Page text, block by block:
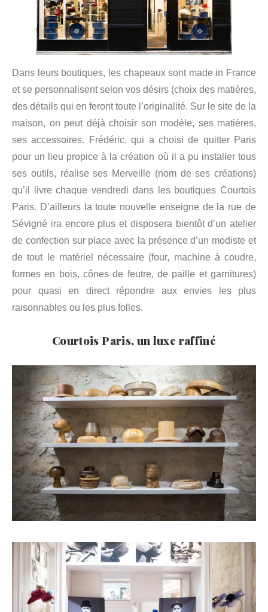
Dans leurs boutiques, les chapeaux sont made in France
et se personnalisent selon vos désirs (choix des matières,
des détails qui en feront toute l’originalité. Sur le site de la
maison, on peut déjà choisir son modèle, ses matières,
ses accessoires. Frédéric, qui a choisi de quitter Paris
pour un lieu propice à la création où il a pu installer tous
ses outils, réalise ses Merveille (nom de ses créations)
qu’il livre chaque vendredi dans les boutiques Courtois
Paris. D’ailleurs la toute nouvelle enseigne de la rue de
Sévigné ira encore plus et disposera bientôt d’un atelier
de confection sur place avec la présence d’un modiste et
de tout le matériel nécessaire (four, machine à coudre,
formes en bois, cônes de feutre, de paille et garnitures)
pour quasi en direct répondre aux envies les plus
raisonnables ou les plus folles.
Courtois Paris, un luxe raffiné